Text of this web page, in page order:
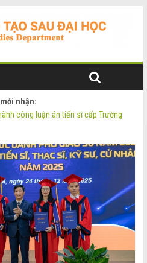
nhận:
công luận án tiến sĩ cấp Trường
Ngô Thị Hường
công luận án tiến sĩ cấp Trường